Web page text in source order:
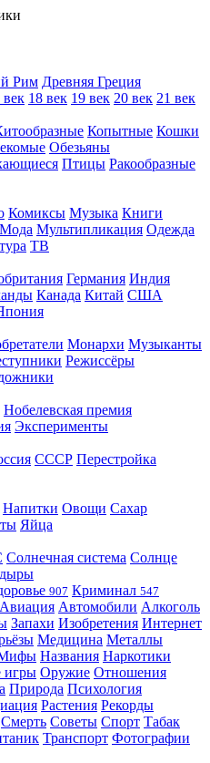
Рим Древняя Греция
век 18 век 19 век 20 век 21 век
Копытные Кошки
Обезьяны
Птицы Ракообразные
Комиксы Музыка Книги
Мода Мультипликация Одежда
ТВ
Германия Индия
Канада Китай США
Монархи Музыканты
Режиссёры
Нобелевская премия
Эксперименты
СССР Перестройка
Напитки Овощи Сахар
Яйца
Солнечная система Солнце
907 Криминал 547
Авиация Автомобили Алкоголь
Запахи Изобретения Интернет
Медицина Металлы
Названия Наркотики
игры Оружие Отношения
Природа Психология
Растения Рекорды
Смерть Советы Спорт Табак
Транспорт Фотографии